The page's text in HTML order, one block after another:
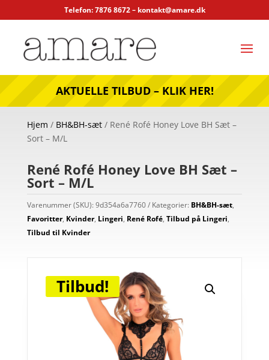
Telefon: 7876 8672 – kontakt@amare.dk
AKTUELLE TILBUD – KLIK HER!
Hjem / BH&BH-sæt/ René Rofé Honey Love BH Sæt –
Sort – M/L
René Rofé Honey Love BH Sæt –
Sort – M/L
Varenummer (SKU): 9d354a6a7760 Kategorier: BH&BH-sæt,
Favoritter, Kvinder, Lingeri, René Rofé, Tilbud på Lingeri,
Tilbud til Kvinder
Tilbud!